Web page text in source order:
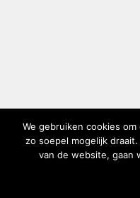
We gebruiken cookies
zo soepel mogelijk
van de website, gaan